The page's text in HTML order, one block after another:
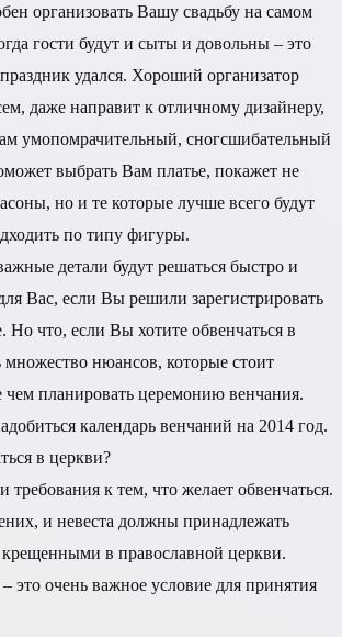
организовать Вашу свадьбу на самом
гости будут и сыты и довольны – это
удался. Хороший организатор
даже направит к отличному дизайнеру,
умопомрачительный, сногсшибательный
выбрать Вам платье, покажет не
но и те которые лучше всего будут
по типу фигуры.
детали будут решаться быстро и
Вас, если Вы решили зарегистрировать
что, если Вы хотите обвенчаться в
множество нюансов, которые стоит
чем планировать церемонию венчания.
календарь венчаний на 2014 год.
в церкви?
требования к тем, что желает обвенчаться.
и невеста должны принадлежать
в православной церкви.
это очень важное условие для принятия